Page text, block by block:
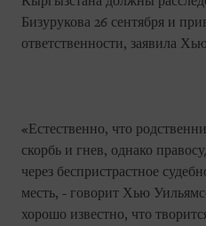
Бизурукова 26 сентября и
ответственности, заявила
«Естественно, что
скорбь и гнев, однако
через беспристрастное
месть, - говорит Хью
хорошо известно, что